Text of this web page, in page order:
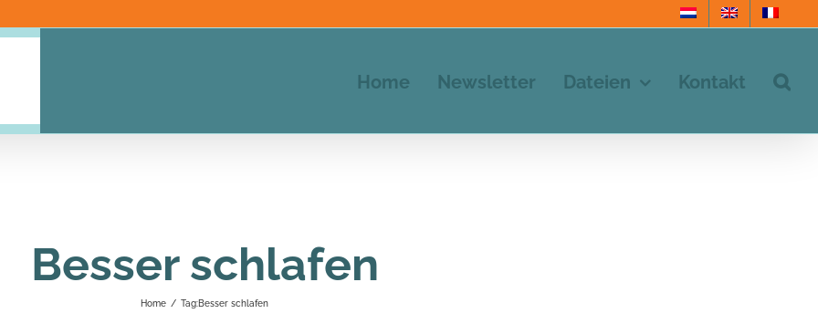
Home Newsletter Dateien Kontakt
Besser schlafen
Home / Tag:Besser schlafen